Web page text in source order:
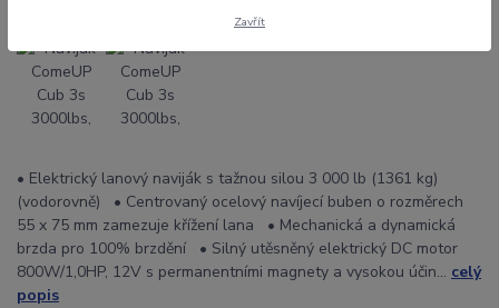
• Elektrický lanový naviják s tažnou silou 3 000 lb (1361 kg)
(vodorovně) • Centrovaný ocelový navíjecí buben o rozměrech
55 x 75 mm zamezuje křížení lana • Mechanická a dynamická
brzda pro 100% brzdění • Silný utěsněný elektrický DC motor
800W/1,0HP, 12V s permanentními magnety a vysokou účin... celý
popis
Zavřít